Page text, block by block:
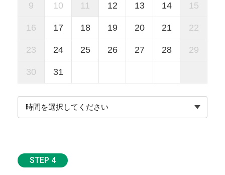
9 10 11 12 13 14 15
16 17 18 19 20 21 22
23 24 25 26 27 28 29
30 31
STEP 4